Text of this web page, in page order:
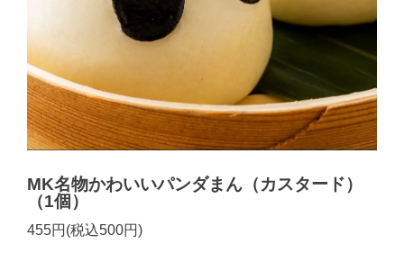
MK名物かわいいパンダまん（カスタード）
（1個）
455円(税込500円)